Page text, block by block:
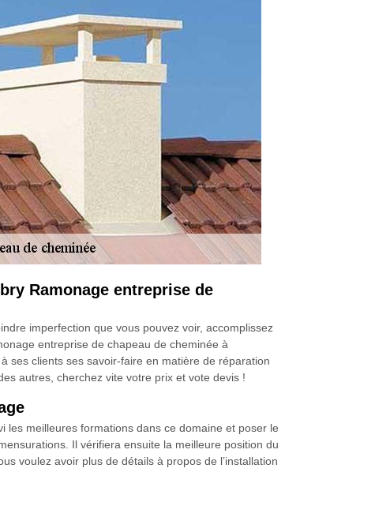
Ramonage entreprise de
imperfection que vous pouvez voir, accomplissez
entreprise de chapeau de cheminée à
ses clients ses savoir-faire en matière de réparation
autres, cherchez vite votre prix et vote devis !
les meilleures formations dans ce domaine et poser le
Il vérifiera ensuite la meilleure position du
voulez avoir plus de détails à propos de l’installation